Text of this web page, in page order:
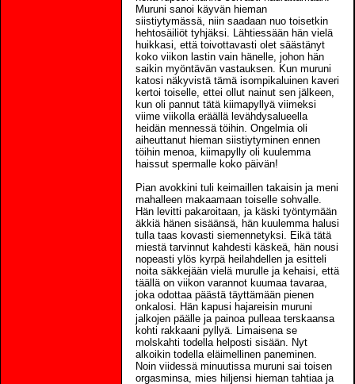
Muruni sanoi käyvän hieman
siistiytymässä, niin saadaan nuo toisetkin
hehtosäiliöt tyhjäksi. Lähtiessään hän vielä
huikkasi, että toivottavasti olet säästänyt
koko viikon lastin vain hänelle, johon hän
saikin myöntävän vastauksen. Kun muruni
katosi näkyvistä tämä isompikaluinen kaveri
kertoi toiselle, ettei ollut nainut sen jälkeen,
kun oli pannut tätä kiimapyllyä viimeksi
viime viikolla eräällä levähdysalueella
heidän mennessä töihin. Ongelmia oli
aiheuttanut hieman siistiytyminen ennen
töihin menoa, kiimapylly oli kuulemma
haissut spermalle koko päivän!
Pian avokkini tuli keimaillen takaisin ja meni
mahalleen makaamaan toiselle sohvalle.
Hän levitti pakaroitaan, ja käski työntymään
äkkiä hänen sisäänsä, hän kuulemma halusi
tulla taas kovasti siemennetyksi. Eikä tätä
miestä tarvinnut kahdesti käskeä, hän nousi
nopeasti ylös kyrpä heilahdellen ja esitteli
noita säkkejään vielä murulle ja kehaisi, että
täällä on viikon varannot kuumaa tavaraa,
joka odottaa päästä täyttämään pienen
onkalosi. Hän kapusi hajareisin muruni
jalkojen päälle ja painoa pulleaa terskaansa
kohti rakkaani pyllyä. Limaisena se
molskahti todella helposti sisään. Nyt
alkoikin todella eläimellinen paneminen.
Noin viidessä minuutissa muruni sai toisen
orgasminsa, mies hiljensi hieman tahtiaa ja